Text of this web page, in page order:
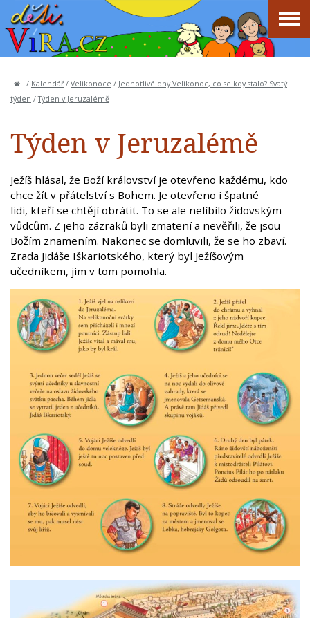
/ Kalendář / Velikonoce / Jednotlivé dny Velikonoc, co se kdy stalo? Svatý
týden /Týden v Jeruzalémě
Týden v Jeruzalémě
Ježíš hlásal, že Boží království je otevřeno každému, kdo
chce žít v přátelství s Bohem. Je otevřeno i špatné
lidi, kteří se chtějí obrátit. To se ale nelíbilo židovským
vůdcům. Z jeho zázraků byli zmatení a nevěřili, že jsou
Božím znamením. Nakonec se domluvili, že se ho zbaví.
Zrada Jidáše Iškariotského, který byl Ježíšovým
učedníkem, jim v tom pomohla.